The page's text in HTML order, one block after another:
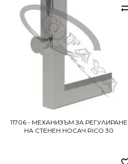
11706 - МЕХАНИЗЪМ ЗА РЕГУЛИРАНЕ
НА СТЕНЕН НОСАЧ RICO 30